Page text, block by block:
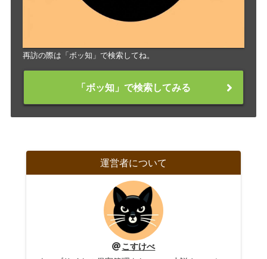
再訪の際は「ボッ知」で検索してね。
「ボッ知」で検索してみる
運営者について
こすけべ